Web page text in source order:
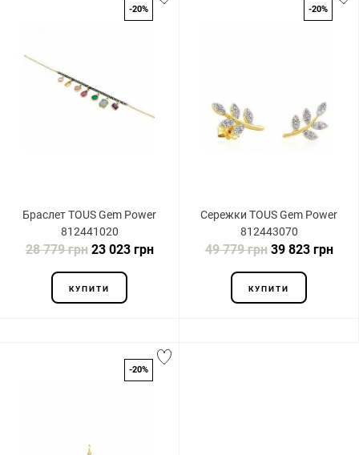
-20%
Браслет TOUS Gem Power
812441020
28 779 грн23 023 грн
КУПИТИ
-20%
Сережки TOUS Gem Power
812443070
49 779 грн39 823 грн
КУПИТИ
-20%